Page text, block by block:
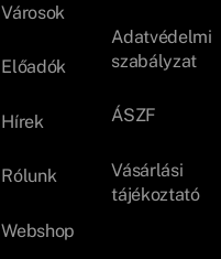
Városok
Előadók
Hírek
Rólunk
Webshop
Adatvédelmi
szabályzat
ÁSZF
Vásárlási
tájékoztató